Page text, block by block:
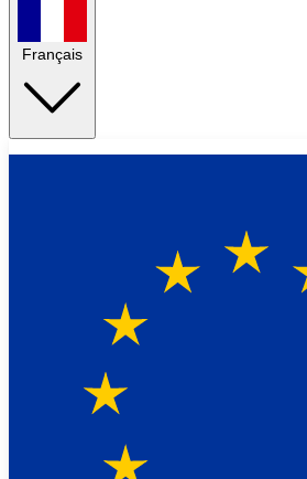
Français